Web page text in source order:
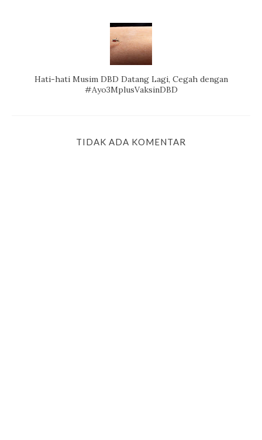
Hati-hati Musim DBD Datang Lagi, Cegah dengan
#Ayo3MplusVaksinDBD
TIDAK ADA KOMENTAR